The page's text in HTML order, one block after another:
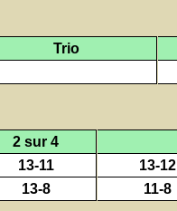
Trio
2 sur 4
13-11
13-12
13-8
11-8